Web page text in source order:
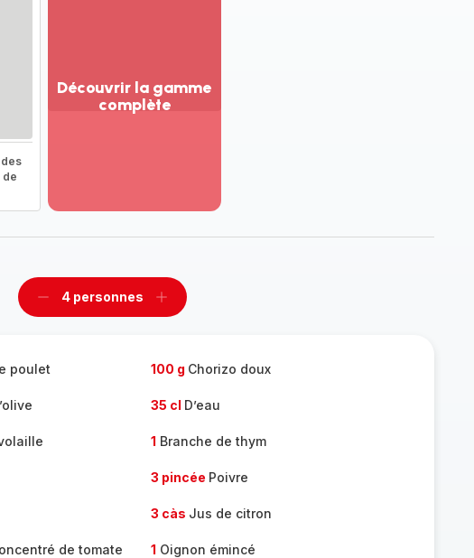
de
Découvrir la gamme
complète
gamme
Supprimer
4 personnes
Ajouter
poulet 100 g Chorizo doux
35 cl D’eau
1 Branche de thym
3 pincée Poivre
3 càs Jus de citron
de tomate 1 Oignon émincé